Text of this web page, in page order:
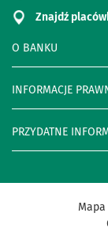
O BANKU
INFORMACJE
PRZYDATNE
Znajdź